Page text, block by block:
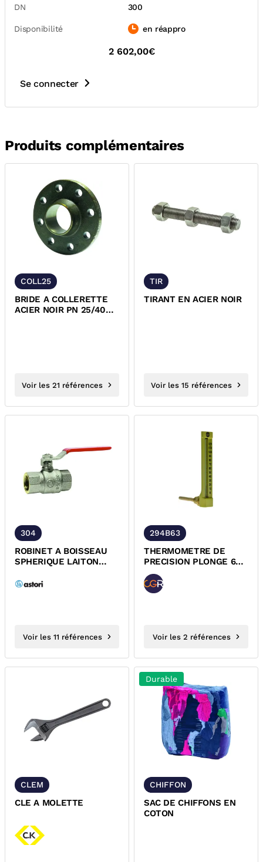
DN 300
Disponibilité en réappro
2 602,00€
Se connecter
Produits complémentaires
COLL25
BRIDE A COLLERETTE
ACIER NOIR PN 25/40
Voir les 21 références
TIR
TIRANT EN ACIER NOIR
Voir les 15 références
304
ROBINET A BOISSEAU
SPHERIQUE LAITON
POIGNEE ROUGE...
Voir les 11 références
294B63
THERMOMETRE DE
PRECISION PLONGE 63
EQUERRE BOITIER
ALUMINIUM CGR
Voir les 2 références
CLEM
CLE A MOLETTE
Durable
CHIFFON
SAC DE CHIFFONS EN
COTON